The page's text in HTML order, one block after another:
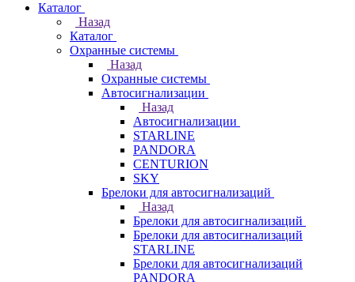
Каталог
Назад
Каталог
Охранные системы
Назад
Охранные системы
Автосигнализации
Назад
Автосигнализации
STARLINE
PANDORA
CENTURION
SKY
Брелоки для автосигнализаций
Назад
Брелоки для автосигнализаций
Брелоки для автосигнализаций
STARLINE
Брелоки для автосигнализаций
PANDORA